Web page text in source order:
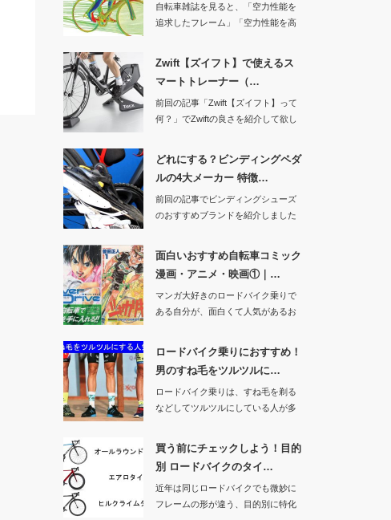
自転車雑誌を見ると、「空力性能を
追求したフレーム」「空力性能を高
Zwift【ズイフト】で使えるス
マートトレーナー（…
前回の記事「Zwift【ズイフト】って
何？」でZwiftの良さを紹介して欲し
どれにする？ビンディングペダ
ルの4大メーカー 特徴…
前回の記事でビンディングシューズ
のおすすめブランドを紹介しました
面白いおすすめ自転車コミック
漫画・アニメ・映画①｜…
マンガ大好きのロードバイク乗りで
ある自分が、面白くて人気があるお
ロードバイク乗りにおすすめ！
男のすね毛をツルツルに…
ロードバイク乗りは、すね毛を剃る
などしてツルツルにしている人が多
買う前にチェックしよう！目的
別 ロードバイクのタイ…
近年は同じロードバイクでも微妙に
フレームの形が違う、目的別に特化